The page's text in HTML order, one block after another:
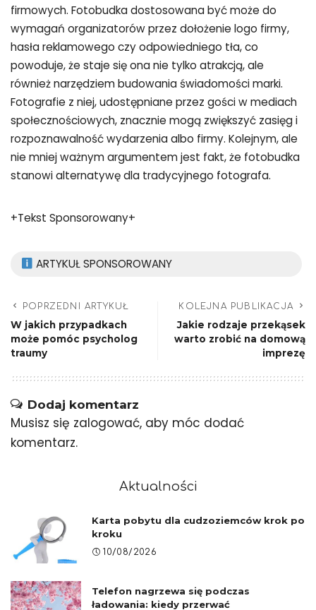
firmowych. Fotobudka dostosowana być może do
wymagań organizatorów przez dołożenie logo firmy,
hasła reklamowego czy odpowiedniego tła, co
powoduje, że staje się ona nie tylko atrakcją, ale
również narzędziem budowania świadomości marki.
Fotografie z niej, udostępniane przez gości w mediach
społecznościowych, znacznie mogą zwiększyć zasięg i
rozpoznawalność wydarzenia albo firmy. Kolejnym, ale
nie mniej ważnym argumentem jest fakt, że fotobudka
stanowi alternatywę dla tradycyjnego fotografa.
+Tekst Sponsorowany+
ARTYKUŁ SPONSOROWANY
POPRZEDNI ARTYKUŁ
W jakich przypadkach
może pomóc psycholog
traumy
KOLEJNA PUBLIKACJA
Jakie rodzaje przekąsek
warto zrobić na domową
imprezę
Dodaj komentarz
Musisz się zalogować, aby móc dodać
komentarz.
Aktualności
Karta pobytu dla cudzoziemców krok po
kroku
10/08/2026
Telefon nagrzewa się podczas
ładowania: kiedy przerwać